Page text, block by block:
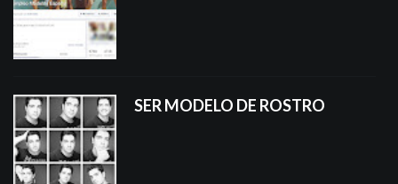
SER MODELO DE ROSTRO